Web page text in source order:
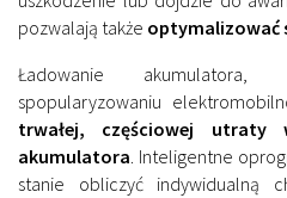
pozwalają także optymalizować
Ładowanie
spopularyzowaniu
trwałej, częściowej utraty
akumulatora. Inteligentne
stanie obliczyć indywidualną